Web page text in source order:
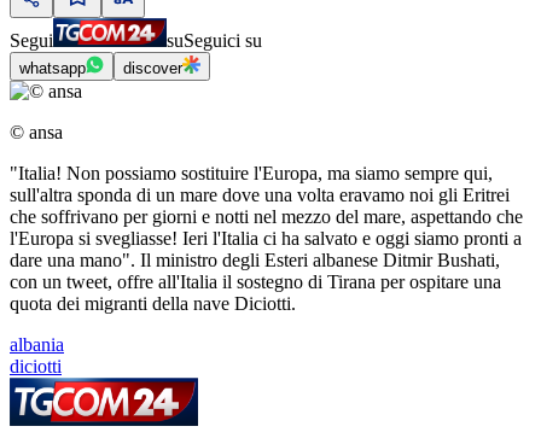
Segui suSeguici su
whatsapp discover
© ansa
"Italia! Non possiamo sostituire l'Europa, ma siamo sempre qui,
sull'altra sponda di un mare dove una volta eravamo noi gli Eritrei
che soffrivano per giorni e notti nel mezzo del mare, aspettando che
l'Europa si svegliasse! Ieri l'Italia ci ha salvato e oggi siamo pronti a
dare una mano". Il ministro degli Esteri albanese Ditmir Bushati,
con un tweet, offre all'Italia il sostegno di Tirana per ospitare una
quota dei migranti della nave Diciotti.
albania
diciotti